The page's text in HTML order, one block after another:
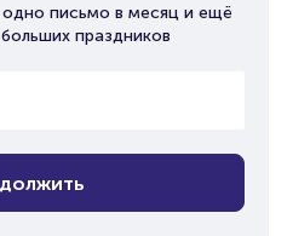
письмо в месяц и ещё
праздников